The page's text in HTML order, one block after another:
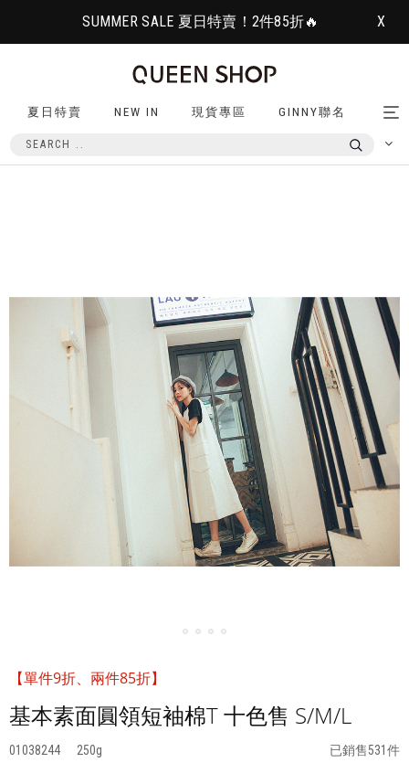
SUMMER SALE 夏日特賣！2件85折🔥 X
夏日特賣 NEW IN 現貨專區 GINNY聯名
【單件9折、兩件85折】
基本素面圓領短袖棉T 十色售 S/M/L
01038244 250 已銷售531件